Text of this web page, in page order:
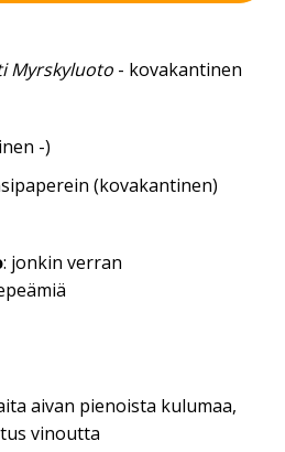
Myrskyluoto - kovakantinen
-)
(kovakantinen)
: jonkin verran
aivan pienoista kulumaa,
vinoutta